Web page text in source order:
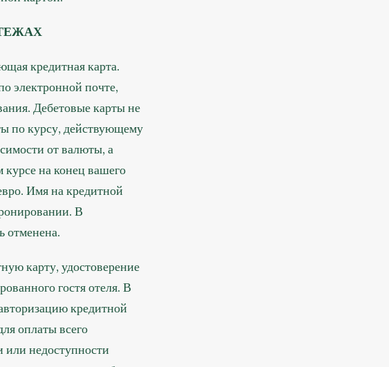
кредитная карта.
электронной почте,
Дебетовые карты не
по курсу, действующему
от валюты, а
курсе на конец вашего
Имя на кредитной
В
отменена.
карту, удостоверение
гостя отеля. В
кредитной
оплаты всего
или недоступности